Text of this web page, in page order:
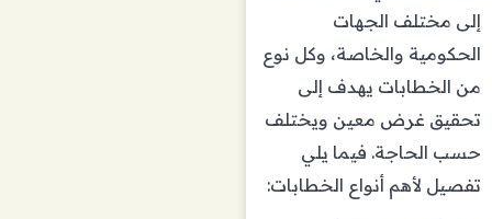
إلى مختلف الجهات
الحكومية والخاصة، وكل نوع
من الخطابات يهدف إلى
تحقيق غرض معين ويختلف
حسب الحاجة. فيما يلي
تفصيل لأهم أنواع الخطابات: